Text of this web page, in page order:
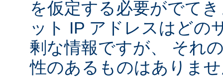
を仮定する必要がでて
ット IP アドレスはどの
剰な情報ですが、 それ
性のあるものはありま